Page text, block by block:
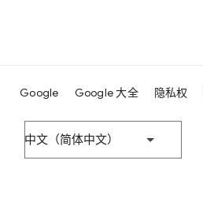
Google Google 大全 隐私权
中文（简体中文）